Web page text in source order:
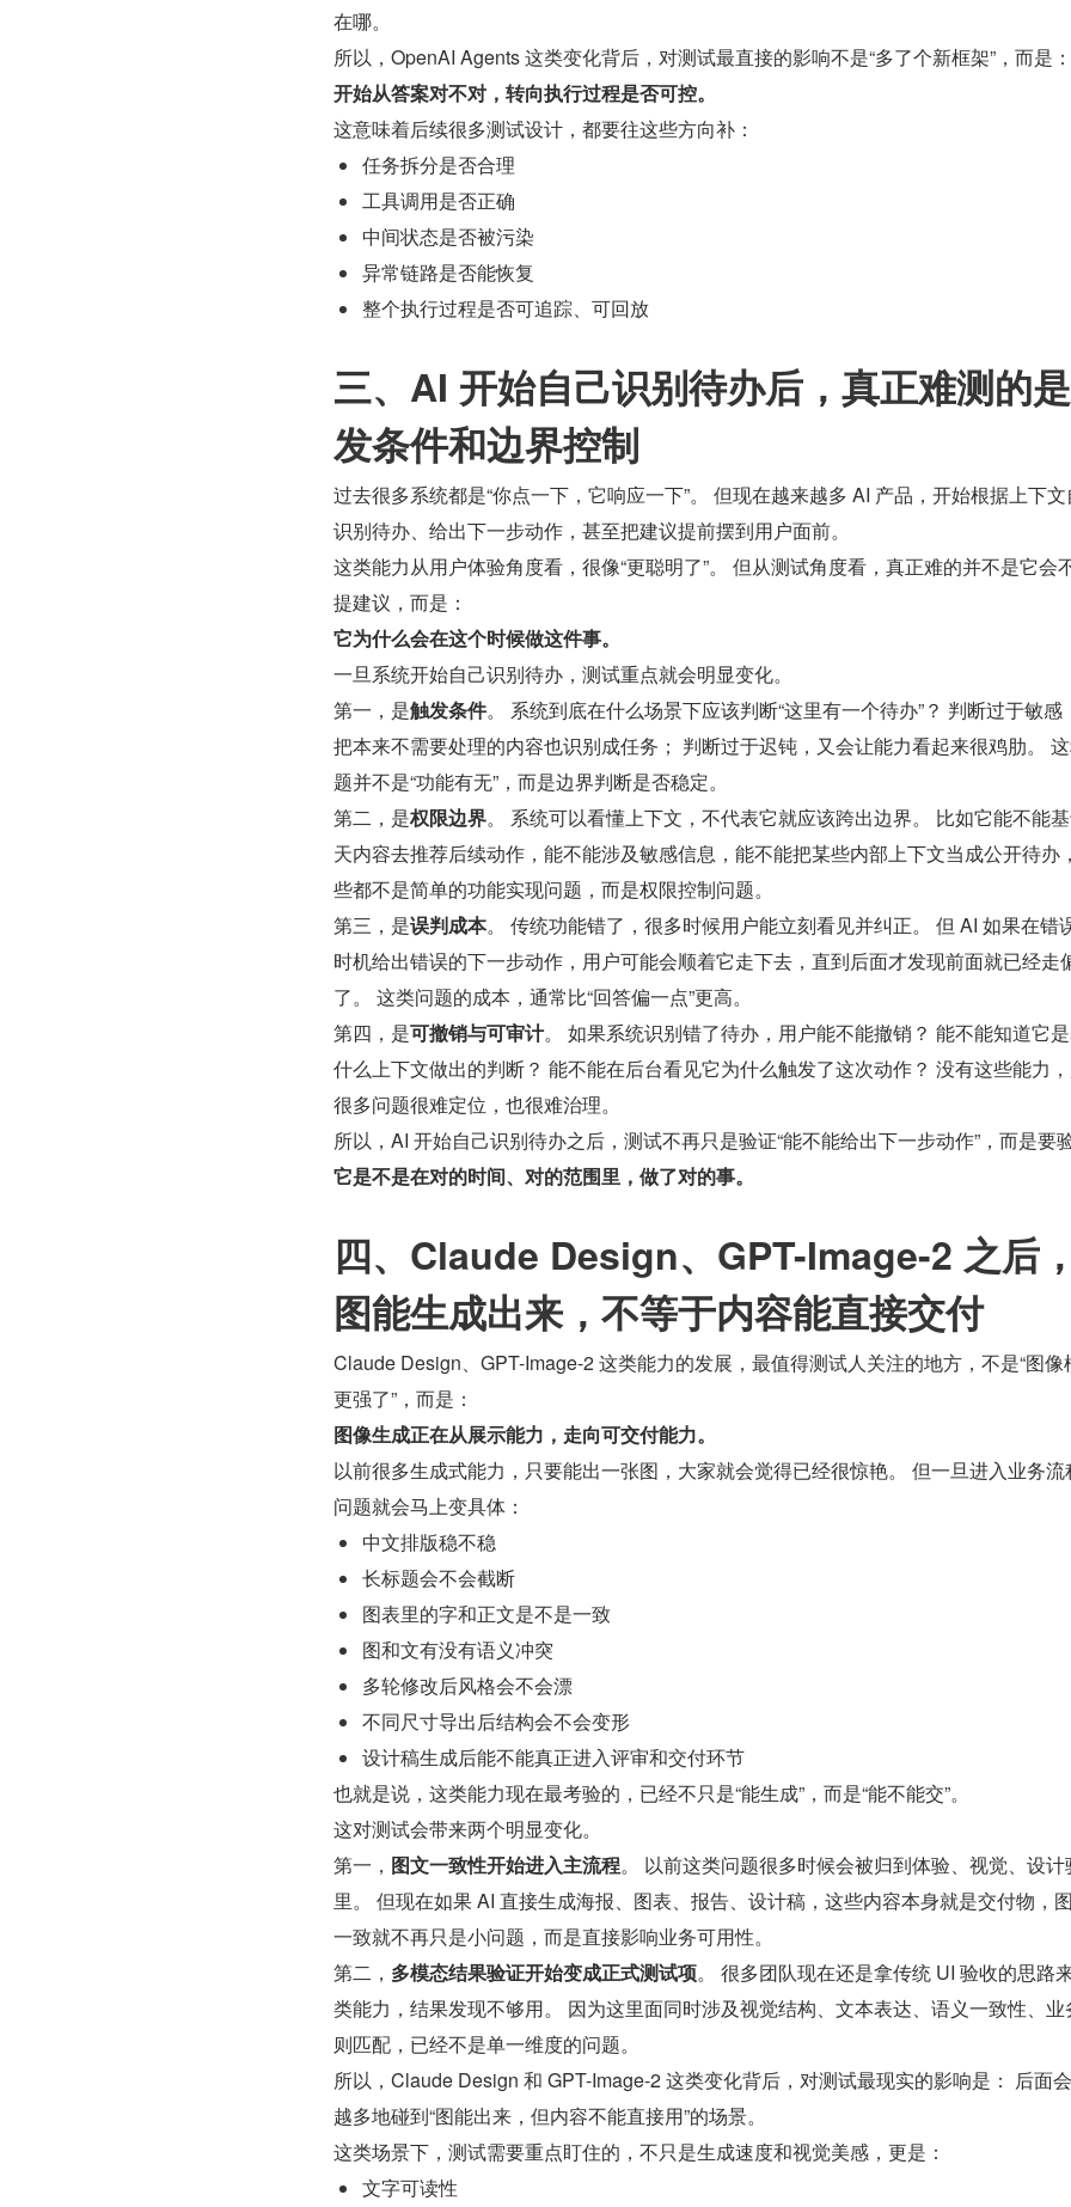
在哪。
所以，OpenAI Agents 这类变化背后，对测试最直接的影响不是“多了个新框架”，而是：
开始从答案对不对，转向执行过程是否可控。
这意味着后续很多测试设计，都要往这些方向补：
任务拆分是否合理
工具调用是否正确
中间状态是否被污染
异常链路是否能恢复
整个执行过程是否可追踪、可回放
三、AI 开始自己识别待办后，真正难测的
发条件和边界控制
过去很多系统都是“你点一下，它响应一下”。 但现在越来越多 AI 产品，开始根据上下文
识别待办、给出下一步动作，甚至把建议提前摆到用户面前。
这类能力从用户体验角度看，很像“更聪明了”。 但从测试角度看，真正难的并不是它会
提建议，而是：
它为什么会在这个时候做这件事。
一旦系统开始自己识别待办，测试重点就会明显变化。
第一，是触发条件。 系统到底在什么场景下应该判断“这里有一个待办”？ 判断过于敏感
把本来不需要处理的内容也识别成任务； 判断过于迟钝，又会让能力看起来很鸡肋。
题并不是“功能有无”，而是边界判断是否稳定。
第二，是权限边界。 系统可以看懂上下文，不代表它就应该跨出边界。 比如它能不能
天内容去推荐后续动作，能不能涉及敏感信息，能不能把某些内部上下文当成公开待办
些都不是简单的功能实现问题，而是权限控制问题。
第三，是误判成本。 传统功能错了，很多时候用户能立刻看见并纠正。 但 AI 如果在错
时机给出错误的下一步动作，用户可能会顺着它走下去，直到后面才发现前面就已经走
了。 这类问题的成本，通常比“回答偏一点”更高。
第四，是可撤销与可审计。 如果系统识别错了待办，用户能不能撤销？ 能不能知道它
什么上下文做出的判断？ 能不能在后台看见它为什么触发了这次动作？ 没有这些能力
很多问题很难定位，也很难治理。
所以，AI 开始自己识别待办之后，测试不再只是验证“能不能给出下一步动作”，而是要
它是不是在对的时间、对的范围里，做了对的事。
四、Claude Design、GPT-Image-2 之后，
图能生成出来，不等于内容能直接交付
Claude Design、GPT-Image-2 这类能力的发展，最值得测试人关注的地方，不是“图像
更强了”，而是：
图像生成正在从展示能力，走向可交付能力。
以前很多生成式能力，只要能出一张图，大家就会觉得已经很惊艳。 但一旦进入业务流
问题就会马上变具体：
中文排版稳不稳
长标题会不会截断
图表里的字和正文是不是一致
图和文有没有语义冲突
多轮修改后风格会不会漂
不同尺寸导出后结构会不会变形
设计稿生成后能不能真正进入评审和交付环节
也就是说，这类能力现在最考验的，已经不只是“能生成”，而是“能不能交”。
这对测试会带来两个明显变化。
第一， 图文一致性开始进入主流程。 以前这类问题很多时候会被归到体验、视觉、设计
里。 但现在如果 AI 直接生成海报、图表、报告、设计稿，这些内容本身就是交付物，
一致就不再只是小问题，而是直接影响业务可用性。
第二， 多模态结果验证开始变成正式测试项。 很多团队现在还是拿传统 UI 验收的思路
类能力，结果发现不够用。 因为这里面同时涉及视觉结构、文本表达、语义一致性、业
则匹配，已经不是单一维度的问题。
所以，Claude Design 和 GPT-Image-2 这类变化背后，对测试最现实的影响是： 后面
越多地碰到“图能出来，但内容不能直接用”的场景。
这类场景下，测试需要重点盯住的，不只是生成速度和视觉美感，更是：
文字可读性